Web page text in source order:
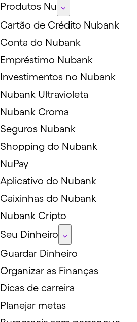
Produtos Nu
Cartão de Crédito Nubank
Conta do Nubank
Empréstimo Nubank
Investimentos no Nubank
Nubank Ultravioleta
Nubank Croma
Seguros Nubank
Shopping do Nubank
NuPay
Aplicativo do Nubank
Caixinhas do Nubank
Nubank Cripto
Seu Dinheiro
Guardar Dinheiro
Organizar as Finanças
Dicas de carreira
Planejar metas